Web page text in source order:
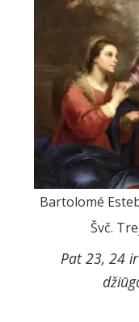
Bartolomé
Švč.
Pat 23, 24